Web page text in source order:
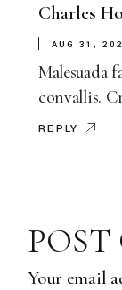
Charles
AUG 31,
Malesuada
convallis.
REPLY
Your email